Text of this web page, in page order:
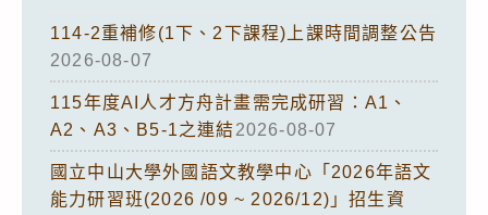
114-2重補修(1下、2下課程)上課時間調整公告
2026-08-07
115年度AI人才方舟計畫需完成研習：A1、
A2、A3、B5-1之連結2026-08-07
國立中山大學外國語文教學中心「2026年語文
能力研習班(2026 /09 ~ 2026/12)」招生資